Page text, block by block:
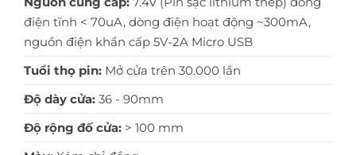
điện tĩnh < 70uA, dòng điện hoạt động ~300mA,
nguồn điện khẩn cấp 5V-2A Micro USB
Tuổi thọ pin: Mở cửa trên 30.000 lần
Độ dày cửa: 36 - 90mm
Độ rộng đố cửa: > 100 mm